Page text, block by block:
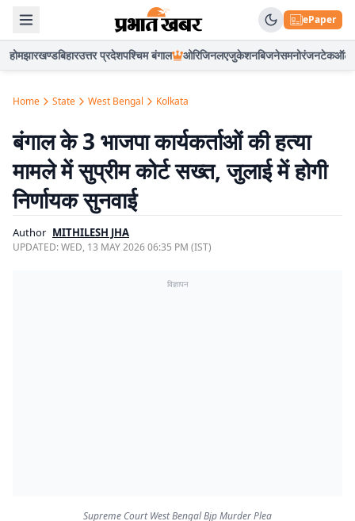
ePaper
होमझारखण्डबिहारउत्तर प्रदेशपश्चिम बंगाल ओरिजिनलएजुकेशनबिजनेसमनोरंजनटेकऑटो
Home State West Bengal Kolkata
बंगाल के 3 भाजपा कार्यकर्ताओं की हत्या
मामले में सुप्रीम कोर्ट सख्त, जुलाई में होगी
निर्णायक सुनवाई
Author MITHILESH JHA
UPDATED:WED, 13 MAY 2026 06:35 PM (IST)
विज्ञापन
Supreme Court West Bengal Bjp Murder Plea